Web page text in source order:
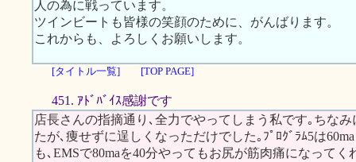
人の為に戦っています。
ツインビートも皆様の笑顔のために、がんばります。
これからも、よろしくお願いします。
[タイトル一覧] [TOP PAGE]
451. ｱﾄﾞﾊﾞｲｽ感謝です
店長さんの指摘通り､全力でやってしまう私です｡ちな
たが､痩せずに逞しくなっただけでした｡ﾌﾟﾛｸﾞﾗﾑ5は
も､EMSで80maを40分やってもお尻が筋肉痛になって